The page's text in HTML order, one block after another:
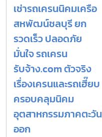
เช่ารถเครนนิคมเครือ
สหพัฒน์ชลบุรี ยก
รวดเร็ว ปลอดภัย
มั่นใจ รถเครน
รับจ้าง.com ตัวจริง
เรื่องเครนและรถเฮี๊ยบ
ครอบคลุมนิคม
อุตสาหกรรมภาคตะวัน
ออก